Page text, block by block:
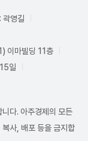
곽영길
이마빌딩 11층
일
다. 아주경제의 모든
사, 배포 등을 금지합